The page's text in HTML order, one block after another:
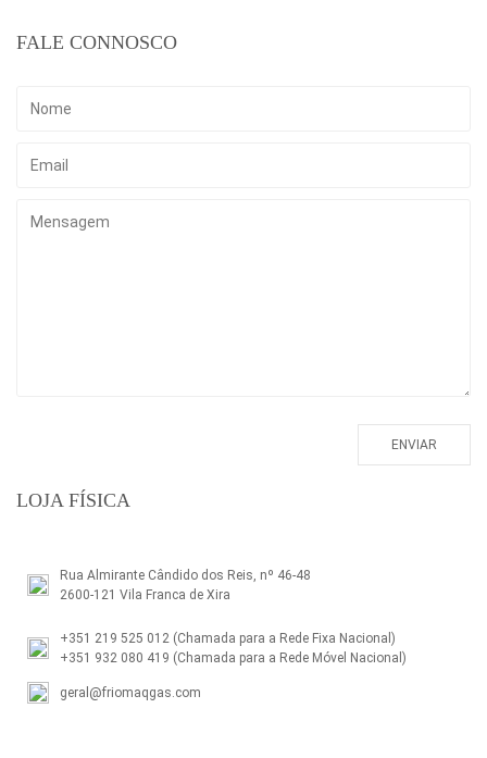
FALE CONNOSCO
LOJA FÍSICA
Rua Almirante Cândido dos Reis, nº 46-48
2600-121 Vila Franca de Xira
+351 219 525 012 (Chamada para a Rede Fixa Nacional)
+351 932 080 419 (Chamada para a Rede Móvel Nacional)
geral@friomaqgas.com